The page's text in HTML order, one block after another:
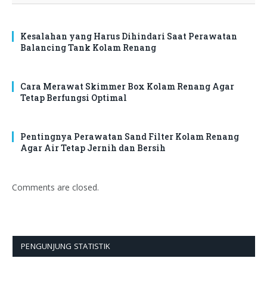
Kesalahan yang Harus Dihindari Saat Perawatan
Balancing Tank Kolam Renang
Cara Merawat Skimmer Box Kolam Renang Agar
Tetap Berfungsi Optimal
Pentingnya Perawatan Sand Filter Kolam Renang
Agar Air Tetap Jernih dan Bersih
Comments are closed.
PENGUNJUNG STATISTIK